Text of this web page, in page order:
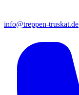
info@treppen-truskat.de